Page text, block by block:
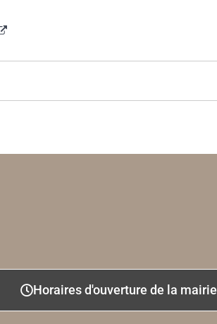
Horaires d'ouverture de la mairie